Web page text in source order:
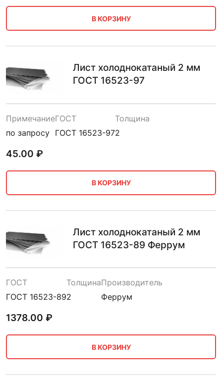
В КОРЗИНУ
Лист холоднокатаный 2 мм
ГОСТ 16523-97
Примечание
по запросу
ГОСТ
ГОСТ 16523-97
Толщина
2
45.00 ₽
В КОРЗИНУ
Лист холоднокатаный 2 мм
ГОСТ 16523-89 Феррум
ГОСТ
ГОСТ 16523-89
Толщина
2
Производитель
Феррум
1378.00 ₽
В КОРЗИНУ